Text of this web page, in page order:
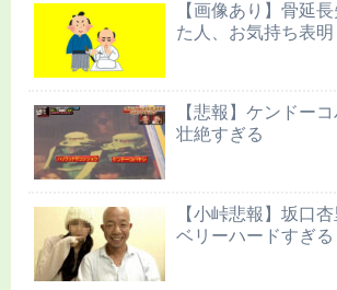
【画像あり】骨延
た人、お気持ち表明
【悲報】ケンドー
壮絶すぎる
【小峠悲報】坂口
ベリーハードすぎる